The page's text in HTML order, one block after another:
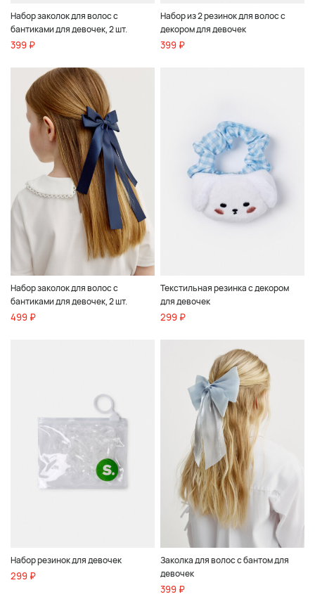
Набор заколок для волос с
бантиками для девочек, 2 шт.
399 ₽
Набор из 2 резинок для волос с
декором для девочек
399 ₽
Набор заколок для волос с
бантиками для девочек, 2 шт.
499 ₽
Текстильная резинка с декором
для девочек
299 ₽
Набор резинок для девочек
299 ₽
Заколка для волос с бантом для
девочек
399 ₽